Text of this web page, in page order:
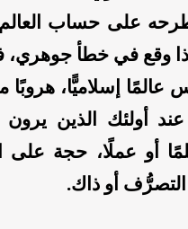
على حساب العالم
إذا وقع في خطأ
عالمًا إسلاميًّا،
أولئك الذين
أو عملًا، حجة
أو ذاك.